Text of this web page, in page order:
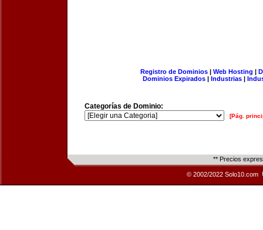
Registro de Dominios| Web Hosting |
Dominios Expirados | Industrias |
Categorías de Dominio:
[Pág.
** Precios
© 2002/2022 Solo10.com